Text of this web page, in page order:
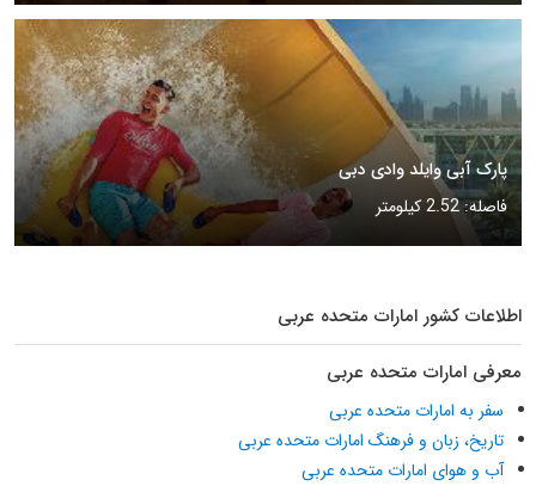
پارک آبی وایلد وادی دبی
فاصله: 2.52 کیلومتر
اطلاعات کشور امارات متحده عربی
معرفی امارات متحده عربی
سفر به امارات متحده عربی
تاریخ، زبان و فرهنگ امارات متحده عربی
آب و هوای امارات متحده عربی